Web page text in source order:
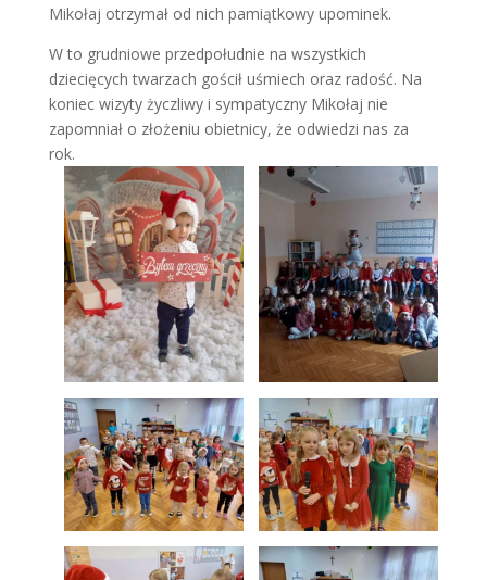
Mikołaj otrzymał od nich pamiątkowy upominek.
W to grudniowe przedpołudnie na wszystkich
dziecięcych twarzach gościł uśmiech oraz radość. Na
koniec wizyty życzliwy i sympatyczny Mikołaj nie
zapomniał o złożeniu obietnicy, że odwiedzi nas za
rok.